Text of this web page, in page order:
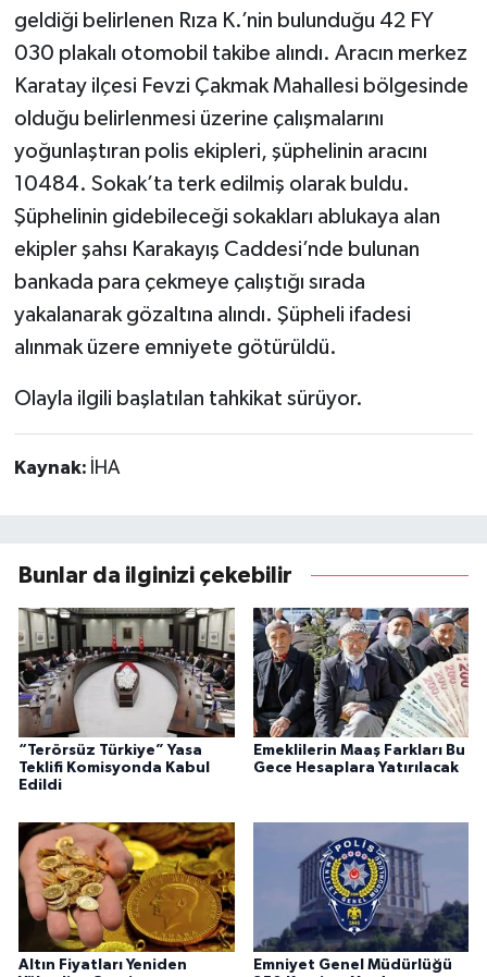
geldiği belirlenen Rıza K.’nin bulunduğu 42 FY
030 plakalı otomobil takibe alındı. Aracın merkez
Karatay ilçesi Fevzi Çakmak Mahallesi bölgesinde
olduğu belirlenmesi üzerine çalışmalarını
yoğunlaştıran polis ekipleri, şüphelinin aracını
10484. Sokak’ta terk edilmiş olarak buldu.
Şüphelinin gidebileceği sokakları ablukaya alan
ekipler şahsı Karakayış Caddesi’nde bulunan
bankada para çekmeye çalıştığı sırada
yakalanarak gözaltına alındı. Şüpheli ifadesi
alınmak üzere emniyete götürüldü.
Olayla ilgili başlatılan tahkikat sürüyor.
Kaynak: İHA
Bunlar da ilginizi çekebilir
“Terörsüz Türkiye” Yasa
Teklifi Komisyonda Kabul
Edildi
Emeklilerin Maaş Farkları Bu
Gece Hesaplara Yatırılacak
Altın Fiyatları Yeniden
Emniyet Genel Müdürlüğü